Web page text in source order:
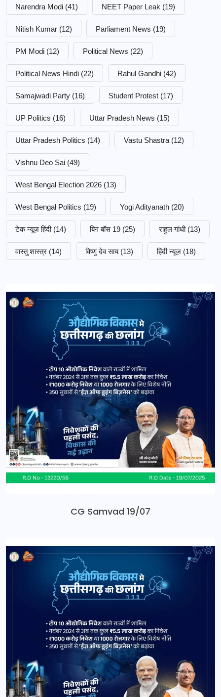
Narendra Modi (41) NEET Paper Leak (19)
Nitish Kumar (12) Parliament News (19)
PM Modi (12) Political News (22)
Political News Hindi (22) Rahul Gandhi (42)
Samajwadi Party (16) Student Protest (17)
UP Politics (16) Uttar Pradesh News (15)
Uttar Pradesh Politics (14) Vastu Shastra (12)
Vishnu Deo Sai (49)
West Bengal Election 2026 (13)
West Bengal Politics (19) Yogi Adityanath (20)
टेक न्यूज़ हिंदी (14) बिग बॉस 19 (25) राहुल गांधी (13)
वास्तु शास्त्र (14) विष्णु देव साय (13) हिंदी न्यूज़ (18)
CG Samvad 19/07